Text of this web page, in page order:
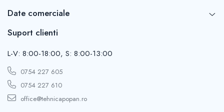
Date comerciale
Suport clienti
L-V: 8:00-18:00, S: 8:00-13:00
0754 227 605
0754 227 610
office@tehnicapopan.ro